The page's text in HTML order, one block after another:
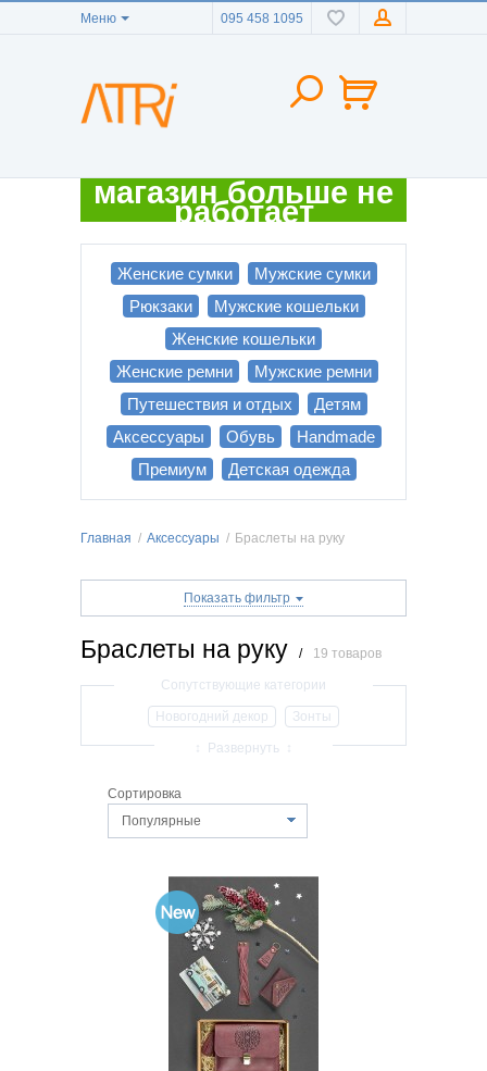
Меню 095 458 1095
магазин больше не
работает
Женские сумки
Мужские сумки
Рюкзаки
Мужские кошельки
Женские кошельки
Женские ремни
Мужские ремни
Путешествия и отдых
Детям
Аксессуары
Обувь
Handmade
Премиум
Детская одежда
Главная / Аксессуары / Браслеты на руку
Показать фильтр
Браслеты на руку / 19 товаров
Новогодний декор
Зонты
Наручные часы
Солнцезащитные очки
Бижутерия
Обложки для паспорта
Обложки для удостоверений
Косметички
Перчатки
Жидкая кожа для ремонта
Браслеты на руку
Мужские браслеты на руку
Женские браслеты на руку
Кожаные браслеты на руку
Держатели для сумок
↕ Развернуть ↕
Сортировка
Популярные